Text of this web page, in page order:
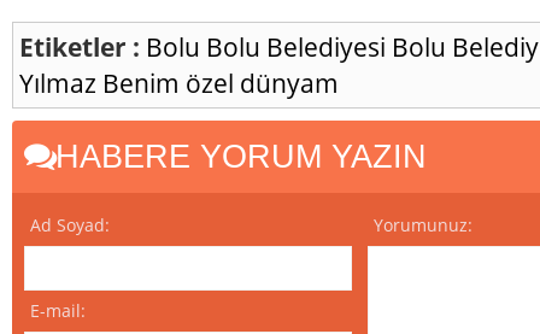
Etiketler : Bolu Bolu Belediyesi Bolu
Yılmaz Benim özel dünyam
HABERE YORUM YAZIN
Ad Soyad:
E-mail:
Yorumunuz: